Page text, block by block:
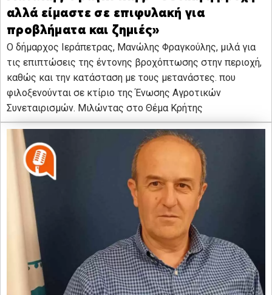
αλλά είμαστε σε επιφυλακή για
προβλήματα και ζημιές»
Ο δήμαρχος Ιεράπετρας, Μανώλης Φραγκούλης, μιλά για
τις επιπτώσεις της έντονης βροχόπτωσης στην περιοχή,
καθώς και την κατάσταση με τους μετανάστες. που
φιλοξενούνται σε κτίριο της Ένωσης Αγροτικών
Συνεταιρισμών. Μιλώντας στο Θέμα Κρήτης